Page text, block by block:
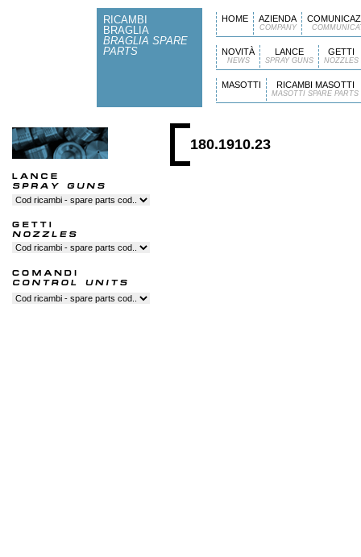
RICAMBI
BRAGLIA
BRAGLIA SPARE
PARTS
HOME AZIENDA
COMPANY
NOVITÀ
NEWS
LANCE
SPRAY GUNS
GETTI
NOZZLES
MASOTTI RICAMBI MASOTTI
MASOTTI SPARE PARTS
180.1910.23